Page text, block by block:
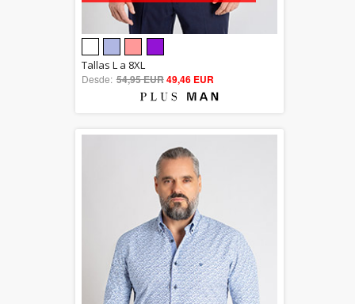
out of 5
Tallas L a 8XL
Desde: 54,95 EUR49,46 EUR